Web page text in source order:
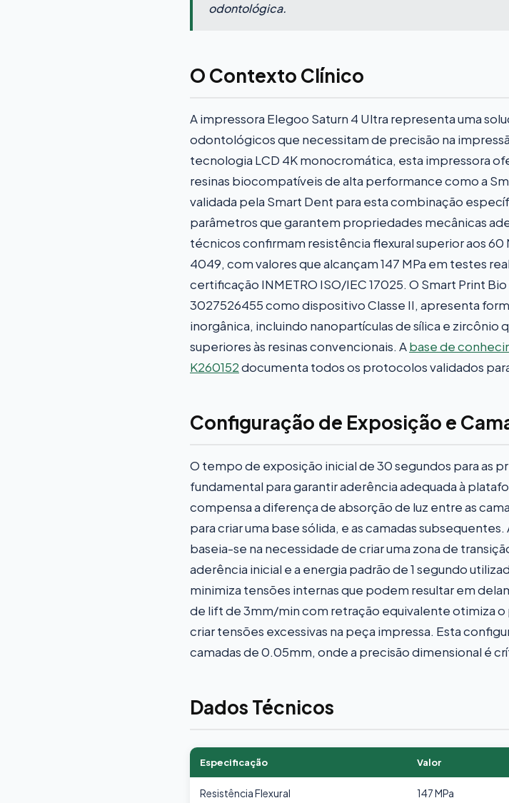
odontológica.
O Contexto Clínico
A impressora Elegoo Saturn 4 Ultra representa uma
odontológicos que necessitam de precisão na
tecnologia LCD 4K monocromática, esta impressora
resinas biocompatíveis de alta performance como a
validada pela Smart Dent para esta combinação
parâmetros que garantem propriedades mecânicas
técnicos confirmam resistência flexural superior aos 60
4049, com valores que alcançam 147 MPa em testes
certificação INMETRO ISO/IEC 17025. O Smart Print
3027526455 como dispositivo Classe II, apresenta
inorgânica, incluindo nanopartículas de sílica e
superiores às resinas convencionais. Abase de
K260152documenta todos os protocolos validados
Configuração de Exposição e
O tempo de exposição inicial de 30 segundos para as
fundamental para garantir aderência adequada à
compensa a diferença de absorção de luz entre as
para criar uma base sólida, e as camadas
baseia-se na necessidade de criar uma zona de
aderência inicial e a energia padrão de 1 segundo
minimiza tensões internas que podem resultar em
de lift de 3mm/min com retração equivalente otimiza o
criar tensões excessivas na peça impressa. Esta
camadas de 0.05mm, onde a precisão dimensional é
Dados Técnicos
Especificação Valor
Resistência Flexural 147 MPa